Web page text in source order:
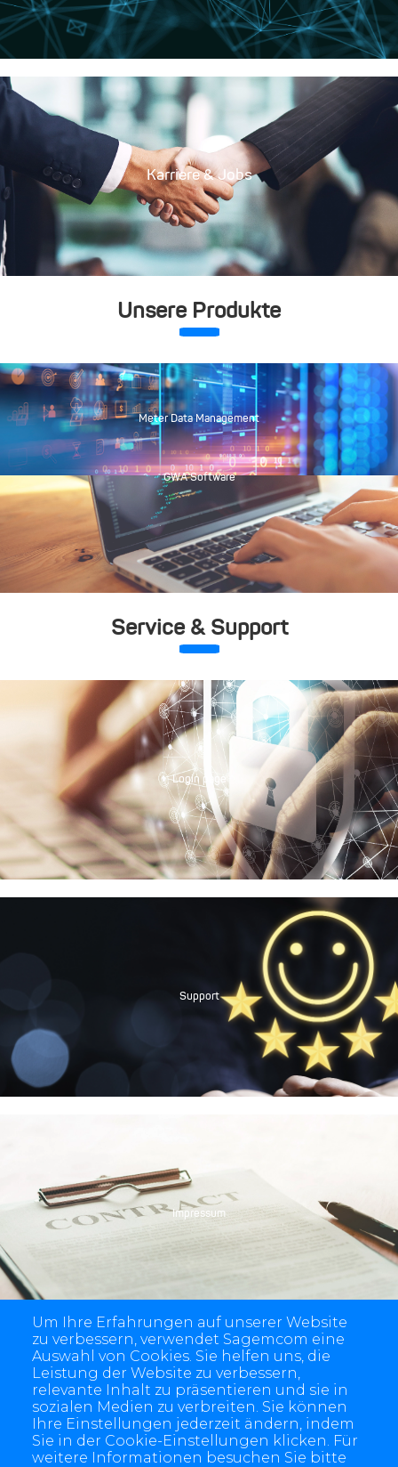
Karriere & Jobs
Unsere Produkte
GWA Software
Meter Data Management
Service & Support
Login page
Support
Impressum
Um Ihre Erfahrungen auf unserer Website
zu verbessern, verwendet Sagemcom eine
Auswahl von Cookies. Sie helfen uns, die
Leistung der Website zu verbessern,
relevante Inhalt zu präsentieren und sie in
sozialen Medien zu verbreiten. Sie können
Ihre Einstellungen jederzeit ändern, indem
Sie in der Cookie-Einstellungen klicken. Für
weitere Informationen besuchen Sie bitte